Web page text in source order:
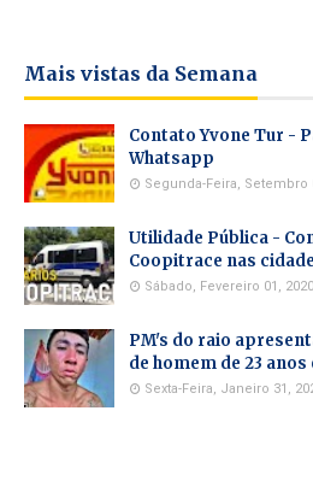
Mais vistas da Semana
Contato Yvone Tur -
Whatsapp
Segunda-Feira, Setembro
Utilidade Pública -
Coopitrace nas
Sábado, Fevereiro 01, 2020
PM's do raio
de homem de 23
Sexta-Feira, Janeiro 31,